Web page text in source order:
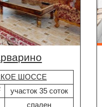
ШОССЕ
участок 35 соток
спален